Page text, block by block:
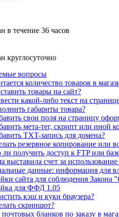
в течение 36 часов
круглосуточно
вопросы
количество товаров в
товары на сайт?
какой-либо текст на
габариты товара?
свои поля на страницу
мета-тег, скрипт или иной
TXT-запись для домена?
резервное копирование или
получить доступ к FTP или
выставила счет за
данные: информация для
сайта для соблюдения
для ФФД 1.05
кэш и куки браузера?
скриншот?
бланков по заказу в